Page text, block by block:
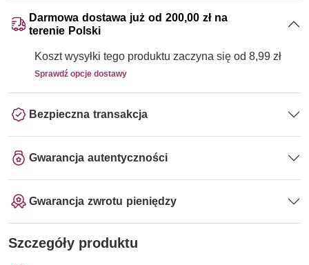
Darmowa dostawa już od 200,00 zł na
terenie Polski
Koszt wysyłki tego produktu zaczyna się od 8,99 zł
Sprawdź opcje dostawy
Bezpieczna transakcja
Gwarancja autentyczności
Gwarancja zwrotu pieniędzy
Szczegóły produktu